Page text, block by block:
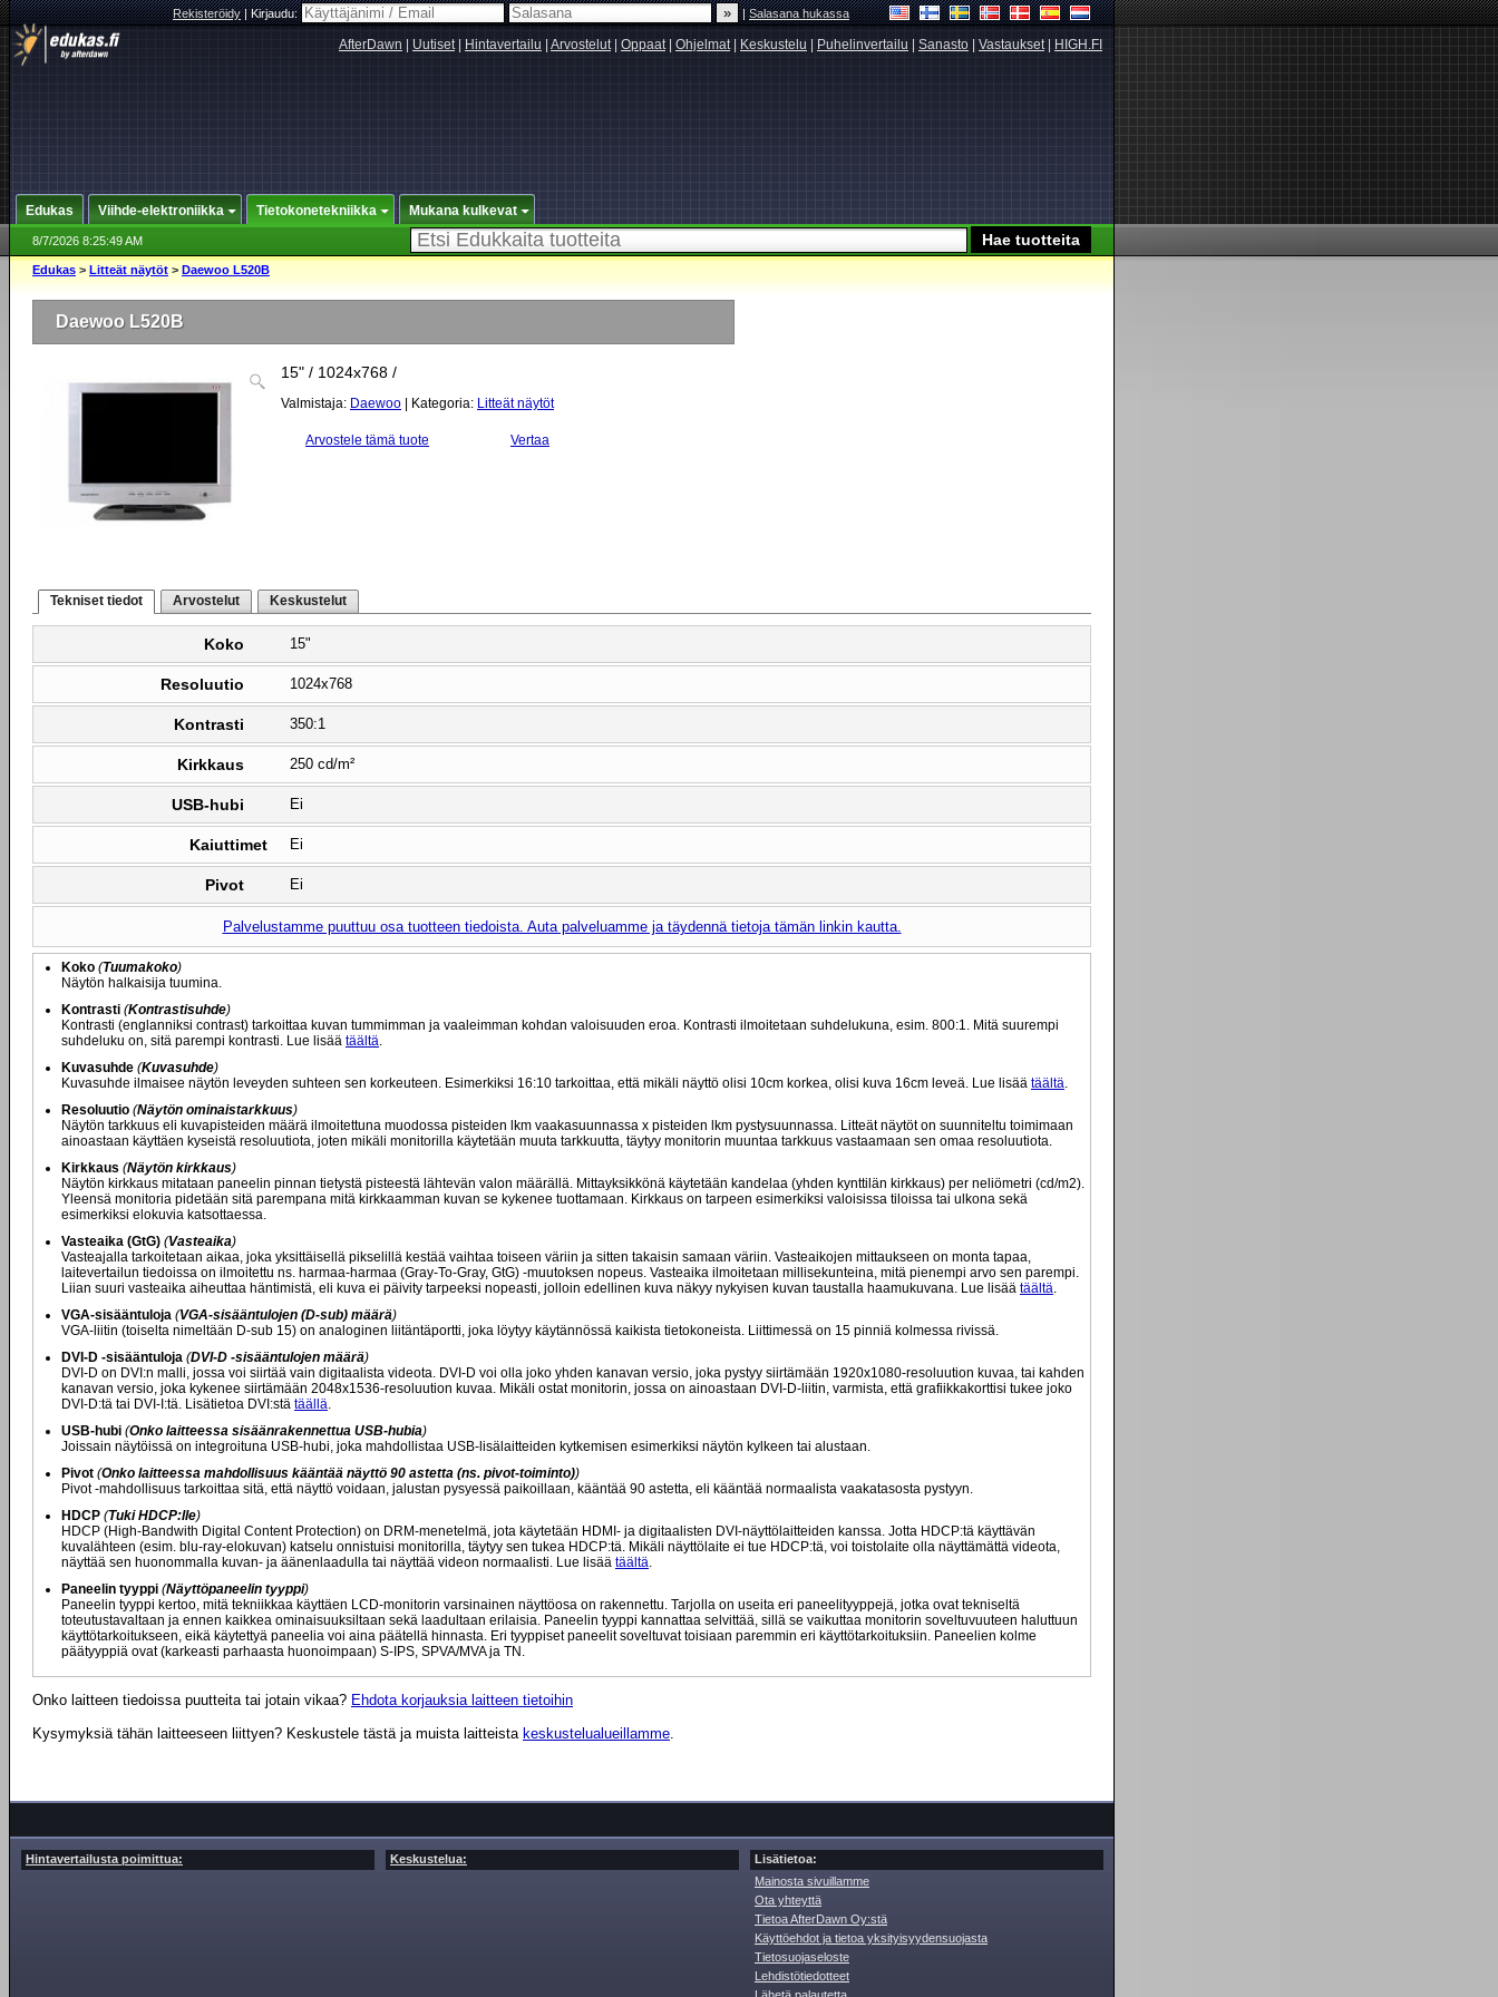
Rekisteröidy|Kirjaudu: |Salasana hukassa
AfterDawn Uutiset| Hintavertailu Arvostelut| Oppaat| Ohjelmat| Keskustelu Puhelinvertailu Sanasto Vastaukset| HIGH.FI
Edukas Viihde-elektroniikka Tietokonetekniikka Mukana kulkevat
8/7/2026 8:25:49 AM
Edukas > Litteät näytöt > Daewoo L520B
Daewoo L520B
15" / 1024x768 /
Valmistaja: Daewoo | Kategoria: Litteät näytöt
Arvostele tämä tuote Vertaa
Tekniset tiedot Arvostelut Keskustelut
Koko 15"
Resoluutio 1024x768
Kontrasti 350:1
Kirkkaus 250 cd/m²
USB-hubi Ei
Kaiuttimet Ei
Pivot Ei
Palvelustamme puuttuu osa tuotteen tiedoista. Auta palveluamme ja täydennä tietoja tämän linkin kautta.
Koko (Tuumakoko)
Näytön halkaisija tuumina.
Kontrasti (Kontrastisuhde)
Kontrasti (englanniksi contrast) tarkoittaa kuvan tummimman ja vaaleimman kohdan valoisuuden eroa. Kontrasti ilmoitetaan suhdelukuna, esim. 800:1. Mitä suurempi
suhdeluku on, sitä parempi kontrasti. Lue lisää täältä.
Kuvasuhde (Kuvasuhde)
Kuvasuhde ilmaisee näytön leveyden suhteen sen korkeuteen. Esimerkiksi 16:10 tarkoittaa, että mikäli näyttö olisi 10cm korkea, olisi kuva 16cm leveä. Lue lisää täältä.
Resoluutio (Näytön ominaistarkkuus)
Näytön tarkkuus eli kuvapisteiden määrä ilmoitettuna muodossa pisteiden lkm vaakasuunnassa x pisteiden lkm pystysuunnassa. Litteät näytöt on suunniteltu toimimaan
ainoastaan käyttäen kyseistä resoluutiota, joten mikäli monitorilla käytetään muuta tarkkuutta, täytyy monitorin muuntaa tarkkuus vastaamaan sen omaa resoluutiota.
Kirkkaus (Näytön kirkkaus)
Näytön kirkkaus mitataan paneelin pinnan tietystä pisteestä lähtevän valon määrällä. Mittayksikkönä käytetään kandelaa (yhden kynttilän kirkkaus) per neliömetri (cd/m2).
Yleensä monitoria pidetään sitä parempana mitä kirkkaamman kuvan se kykenee tuottamaan. Kirkkaus on tarpeen esimerkiksi valoisissa tiloissa tai ulkona sekä
esimerkiksi elokuvia katsottaessa.
Vasteaika (GtG) (Vasteaika)
Vasteajalla tarkoitetaan aikaa, joka yksittäisellä pikselillä kestää vaihtaa toiseen väriin ja sitten takaisin samaan väriin. Vasteaikojen mittaukseen on monta tapaa,
laitevertailun tiedoissa on ilmoitettu ns. harmaa-harmaa (Gray-To-Gray, GtG) -muutoksen nopeus. Vasteaika ilmoitetaan millisekunteina, mitä pienempi arvo sen parempi.
Liian suuri vasteaika aiheuttaa häntimistä, eli kuva ei päivity tarpeeksi nopeasti, jolloin edellinen kuva näkyy nykyisen kuvan taustalla haamukuvana. Lue lisää täältä.
VGA-sisääntuloja (VGA-sisääntulojen (D-sub) määrä)
VGA-liitin (toiselta nimeltään D-sub 15) on analoginen liitäntäportti, joka löytyy käytännössä kaikista tietokoneista. Liittimessä on 15 pinniä kolmessa rivissä.
DVI-D -sisääntuloja (DVI-D -sisääntulojen määrä)
DVI-D on DVI:n malli, jossa voi siirtää vain digitaalista videota. DVI-D voi olla joko yhden kanavan versio, joka pystyy siirtämään 1920x1080-resoluution kuvaa, tai kahden
kanavan versio, joka kykenee siirtämään 2048x1536-resoluution kuvaa. Mikäli ostat monitorin, jossa on ainoastaan DVI-D-liitin, varmista, että grafiikkakorttisi tukee joko
DVI-D:tä tai DVI-I:tä. Lisätietoa DVI:stä täällä.
USB-hubi (Onko laitteessa sisäänrakennettua USB-hubia)
Joissain näytöissä on integroituna USB-hubi, joka mahdollistaa USB-lisälaitteiden kytkemisen esimerkiksi näytön kylkeen tai alustaan.
Pivot (Onko laitteessa mahdollisuus kääntää näyttö 90 astetta (ns. pivot-toiminto))
Pivot -mahdollisuus tarkoittaa sitä, että näyttö voidaan, jalustan pysyessä paikoillaan, kääntää 90 astetta, eli kääntää normaalista vaakatasosta pystyyn.
HDCP (Tuki HDCP:lle)
HDCP (High-Bandwith Digital Content Protection) on DRM-menetelmä, jota käytetään HDMI- ja digitaalisten DVI-näyttölaitteiden kanssa. Jotta HDCP:tä käyttävän
kuvalähteen (esim. blu-ray-elokuvan) katselu onnistuisi monitorilla, täytyy sen tukea HDCP:tä. Mikäli näyttölaite ei tue HDCP:tä, voi toistolaite olla näyttämättä videota,
näyttää sen huonommalla kuvan- ja äänenlaadulla tai näyttää videon normaalisti. Lue lisää täältä.
Paneelin tyyppi (Näyttöpaneelin tyyppi)
Paneelin tyyppi kertoo, mitä tekniikkaa käyttäen LCD-monitorin varsinainen näyttöosa on rakennettu. Tarjolla on useita eri paneelityyppejä, jotka ovat tekniseltä
toteutustavaltaan ja ennen kaikkea ominaisuuksiltaan sekä laadultaan erilaisia. Paneelin tyyppi kannattaa selvittää, sillä se vaikuttaa monitorin soveltuvuuteen haluttuun
käyttötarkoitukseen, eikä käytettyä paneelia voi aina päätellä hinnasta. Eri tyyppiset paneelit soveltuvat toisiaan paremmin eri käyttötarkoituksiin. Paneelien kolme
päätyyppiä ovat (karkeasti parhaasta huonoimpaan) S-IPS, SPVA/MVA ja TN.
Onko laitteen tiedoissa puutteita tai jotain vikaa? Ehdota korjauksia laitteen tietoihin
Kysymyksiä tähän laitteeseen liittyen? Keskustele tästä ja muista laitteista keskustelualueillamme.
Hintavertailusta poimittua: Keskustelua:
Lisätietoa:
Mainosta sivuillamme
Ota yhteyttä
Tietoa AfterDawn Oy:stä
Käyttöehdot ja tietoa yksityisyydensuojasta
Tietosuojaseloste
Lehdistötiedotteet